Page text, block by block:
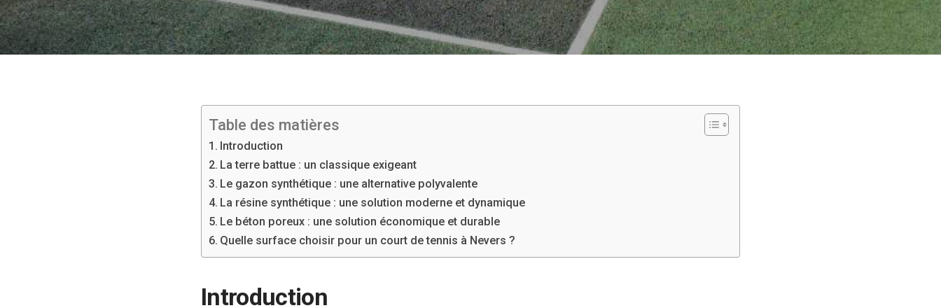
Table des matières
Introduction
La terre battue : un classique exigeant
Le gazon synthétique : une alternative polyvalente
La résine synthétique : une solution moderne et dynamique
Le béton poreux : une solution économique et durable
Quelle surface choisir pour un court de tennis à Nevers ?
Introduction